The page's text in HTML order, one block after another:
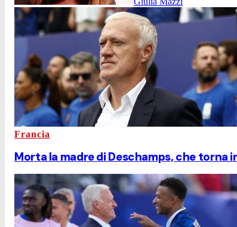
Francia
Morta la madre di Deschamps, che torna